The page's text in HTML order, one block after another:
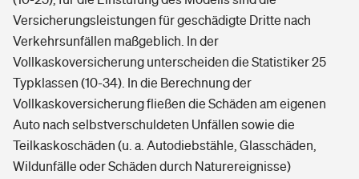
Versicherungsleistungen für geschädigte Dritte nach
Verkehrsunfällen maßgeblich. In der
Vollkaskoversicherung unterscheiden die Statistiker 25
Typklassen (10-34). In die Berechnung der
Vollkaskoversicherung fließen die Schäden am eigenen
Auto nach selbstverschuldeten Unfällen sowie die
Teilkaskoschäden (u. a. Autodiebstähle, Glasschäden,
Wildunfälle oder Schäden durch Naturereignisse)